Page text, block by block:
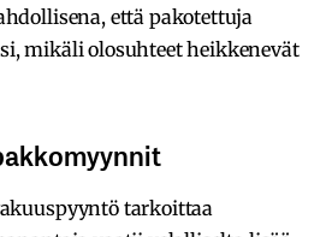
että pakotettuja
mikäli olosuhteet heikkenevät
tarkoittaa